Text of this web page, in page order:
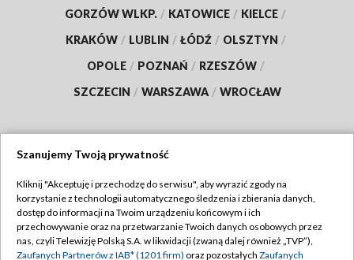
GORZÓW WLKP. / KATOWICE / KIELCE /
KRAKÓW / LUBLIN / ŁÓDŹ / OLSZTYN /
OPOLE / POZNAŃ / RZESZÓW /
SZCZECIN / WARSZAWA / WROCŁAW
TVP
Abonament TVP
Emisja w TVP
Regulamin TVP
Polityka prywatności
Szanujemy Twoją prywatność
Kliknij "Akceptuję i przechodzę do serwisu", aby wyrazić zgody na
korzystanie z technologii automatycznego śledzenia i zbierania danych,
dostęp do informacji na Twoim urządzeniu końcowym i ich
przechowywanie oraz na przetwarzanie Twoich danych osobowych przez
nas, czyli Telewizję Polską S.A. w likwidacji (zwaną dalej również „TVP”),
Zaufanych Partnerów z IAB* (1201 firm) oraz pozostałych Zaufanych